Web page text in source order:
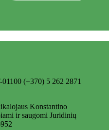
01100 (+370) 5 262 2871
Konstantino
ir saugomi Juridinių